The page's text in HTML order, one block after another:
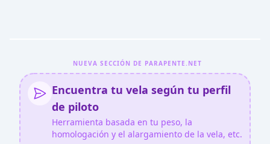
NUEVA SECCIÓN DE PARAPENTE.NET
Encuentra tu vela según tu perfil
de piloto
Herramienta basada en tu peso, la
homologación y el alargamiento de la vela, etc.